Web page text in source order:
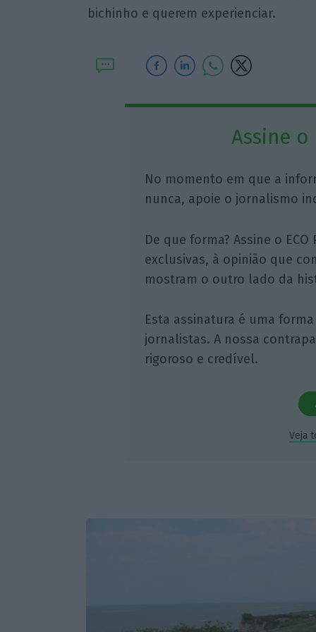
bichinho e querem experienciar.
Assine o
No momento em que a
nunca, apoie o jornalismo
De que forma? Assine o
exclusivas, à opinião que
mostram o outro lado da
Esta assinatura é uma
jornalistas. A nossa
rigoroso e credível.
Veja